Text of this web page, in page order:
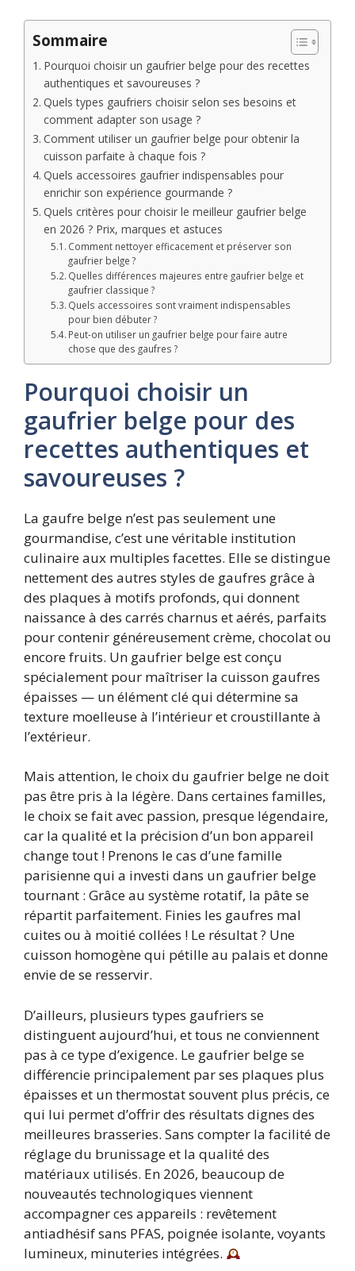
Sommaire
Pourquoi choisir un gaufrier belge pour des recettes
authentiques et savoureuses ?
Quels types gaufriers choisir selon ses besoins et
comment adapter son usage ?
Comment utiliser un gaufrier belge pour obtenir la
cuisson parfaite à chaque fois ?
Quels accessoires gaufrier indispensables pour
enrichir son expérience gourmande ?
Quels critères pour choisir le meilleur gaufrier belge
en 2026 ? Prix, marques et astuces
Comment nettoyer efficacement et préserver son
gaufrier belge ?
Quelles différences majeures entre gaufrier belge et
gaufrier classique ?
Quels accessoires sont vraiment indispensables
pour bien débuter ?
Peut-on utiliser un gaufrier belge pour faire autre
chose que des gaufres ?
Pourquoi choisir un
gaufrier belge pour des
recettes authentiques et
savoureuses ?
La gaufre belge n’est pas seulement une
gourmandise, c’est une véritable institution
culinaire aux multiples facettes. Elle se distingue
nettement des autres styles de gaufres grâce à
des plaques à motifs profonds, qui donnent
naissance à des carrés charnus et aérés, parfaits
pour contenir généreusement crème, chocolat ou
encore fruits. Un gaufrier belge est conçu
spécialement pour maîtriser la cuisson gaufres
épaisses — un élément clé qui détermine sa
texture moelleuse à l’intérieur et croustillante à
l’extérieur.
Mais attention, le choix du gaufrier belge ne doit
pas être pris à la légère. Dans certaines familles,
le choix se fait avec passion, presque légendaire,
car la qualité et la précision d’un bon appareil
change tout ! Prenons le cas d’une famille
parisienne qui a investi dans un gaufrier belge
tournant : Grâce au système rotatif, la pâte se
répartit parfaitement. Finies les gaufres mal
cuites ou à moitié collées ! Le résultat ? Une
cuisson homogène qui pétille au palais et donne
envie de se resservir.
D’ailleurs, plusieurs types gaufriers se
distinguent aujourd’hui, et tous ne conviennent
pas à ce type d’exigence. Le gaufrier belge se
différencie principalement par ses plaques plus
épaisses et un thermostat souvent plus précis, ce
qui lui permet d’offrir des résultats dignes des
meilleures brasseries. Sans compter la facilité de
réglage du brunissage et la qualité des
matériaux utilisés. En 2026, beaucoup de
nouveautés technologiques viennent
accompagner ces appareils : revêtement
antiadhésif sans PFAS, poignée isolante, voyants
lumineux, minuteries intégrées.